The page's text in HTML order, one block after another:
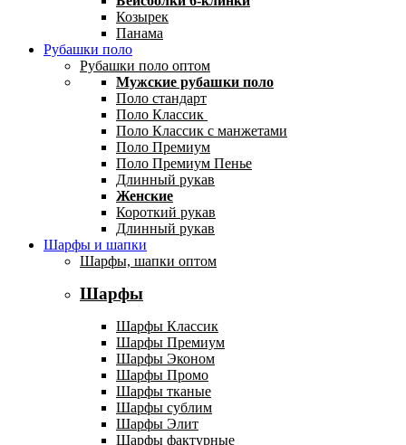
Козырек
Панама
Рубашки поло
Рубашки поло оптом
Мужские рубашки поло
Поло стандарт
Поло Классик
Поло Классик с манжетами
Поло Премиум
Поло Премиум Пенье
Длинный рукав
Женские
Короткий рукав
Длинный рукав
Шарфы и шапки
Шарфы, шапки оптом
Шарфы
Шарфы Классик
Шарфы Премиум
Шарфы Эконом
Шарфы Промо
Шарфы тканые
Шарфы сублим
Шарфы Элит
Шарфы фактурные